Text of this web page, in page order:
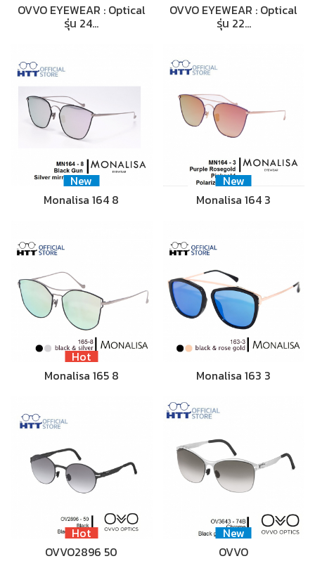
OVVO EYEWEAR : Optical
รุ่น 24…
OVVO EYEWEAR : Optical
รุ่น 22…
New
Monalisa 164 8
New
Monalisa 164 3
Hot
Monalisa 165 8
Monalisa 163 3
Hot
OVVO2896 50
New
OVVO